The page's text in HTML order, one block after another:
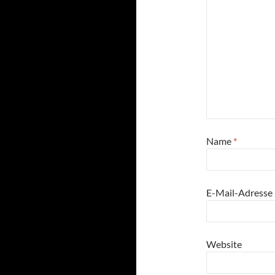
Name *
E-Mail-Adresse
Website